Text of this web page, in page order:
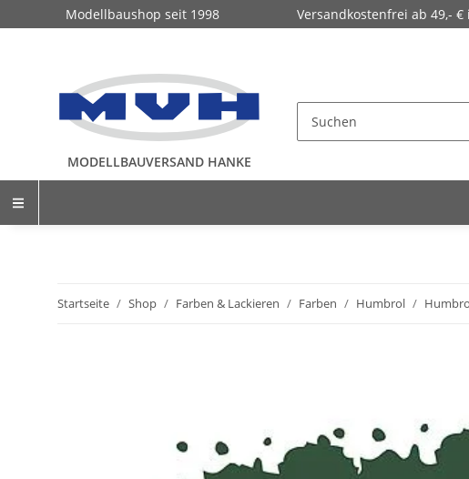
Modellbaushop seit 1998 Versandkostenfrei ab 49,-
MODELLBAUVERSAND HANKE
Startseite Shop Farben & Lackieren Farben Humbrol